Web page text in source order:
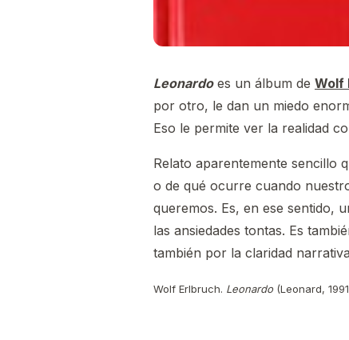
Leonardoes un álbum de Wolf
por otro, le dan un miedo
Eso le permite ver la realidad
Relato aparentemente sencillo
o de qué ocurre cuando
queremos. Es, en ese sentido,
las ansiedades tontas. Es
también por la claridad
Wolf Erlbruch. Leonardo(Leonard,